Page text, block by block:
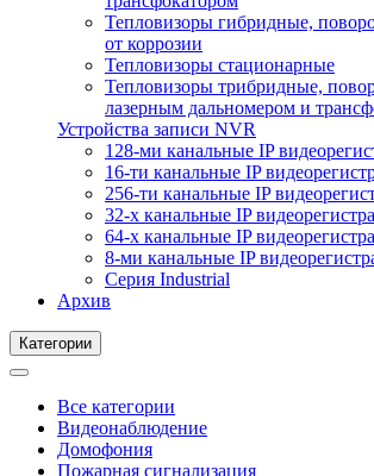
Тепловизоры гибридные,
от коррозии
Тепловизоры стационарные
Тепловизоры трибридные,
лазерным дальномером и
Устройства записи NVR
128-ми канальные IP
16-ти канальные IP
256-ти канальные IP
32-х канальные IP
64-х канальные IP
8-ми канальные IP
Серия Industrial
Архив
Категории
Все категории
Видеонаблюдение
Домофония
Пожарная сигнализация